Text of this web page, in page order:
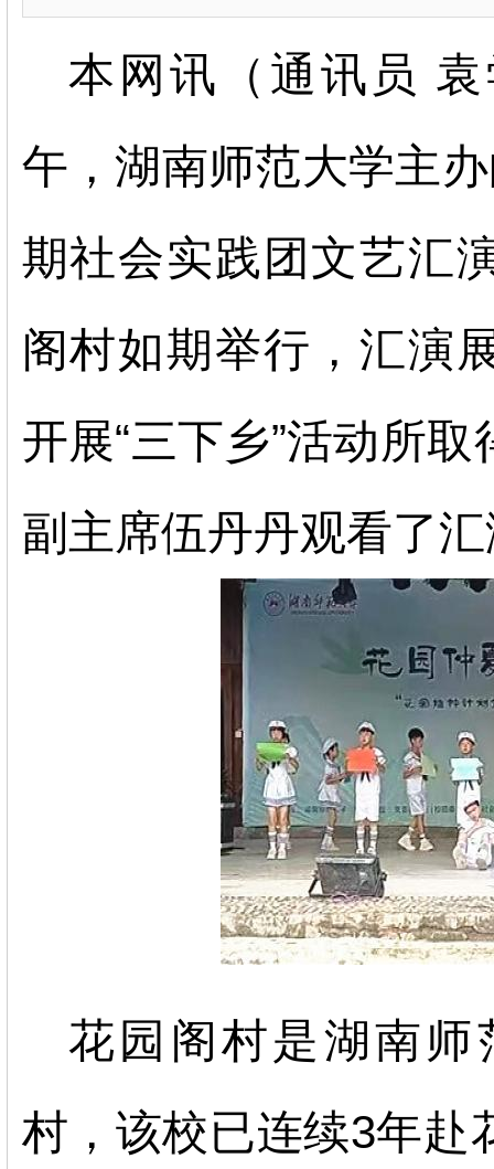
本网讯（通讯员
午，湖南师范大学主
期社会实践团文艺汇
阁村如期举行，汇演
开展“三下乡”活动所
副主席伍丹丹观看了
花园阁村是湖南
村，该校已连续3年赴